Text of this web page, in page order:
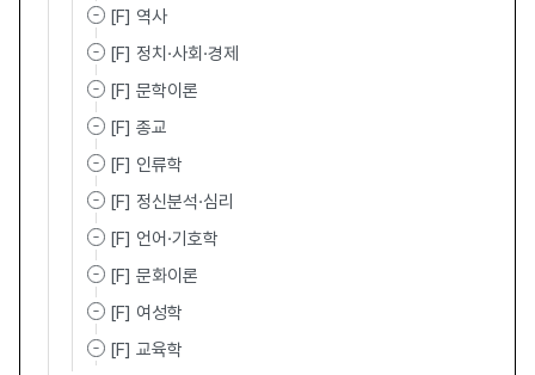
[F] 역사
[F] 정치·사회·경제
[F] 문학이론
[F] 종교
[F] 인류학
[F] 정신분석·심리
[F] 언어·기호학
[F] 문화이론
[F] 여성학
[F] 교육학